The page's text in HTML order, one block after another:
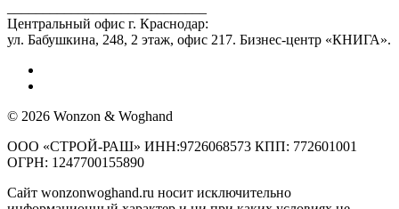
Центральный офис г. Краснодар:
ул. Бабушкина, 248, 2 этаж, офис 217. Бизнес-центр «КНИГА».
© 2026 Wonzon & Woghand
ООО «СТРОЙ-РАШ» ИНН:9726068573 КПП: 772601001
ОГРН: 1247700155890
Сайт wonzonwoghand.ru носит исключительно